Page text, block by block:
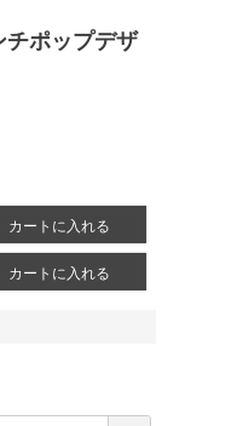
チポップデザ
カートに入れる
カートに入れる